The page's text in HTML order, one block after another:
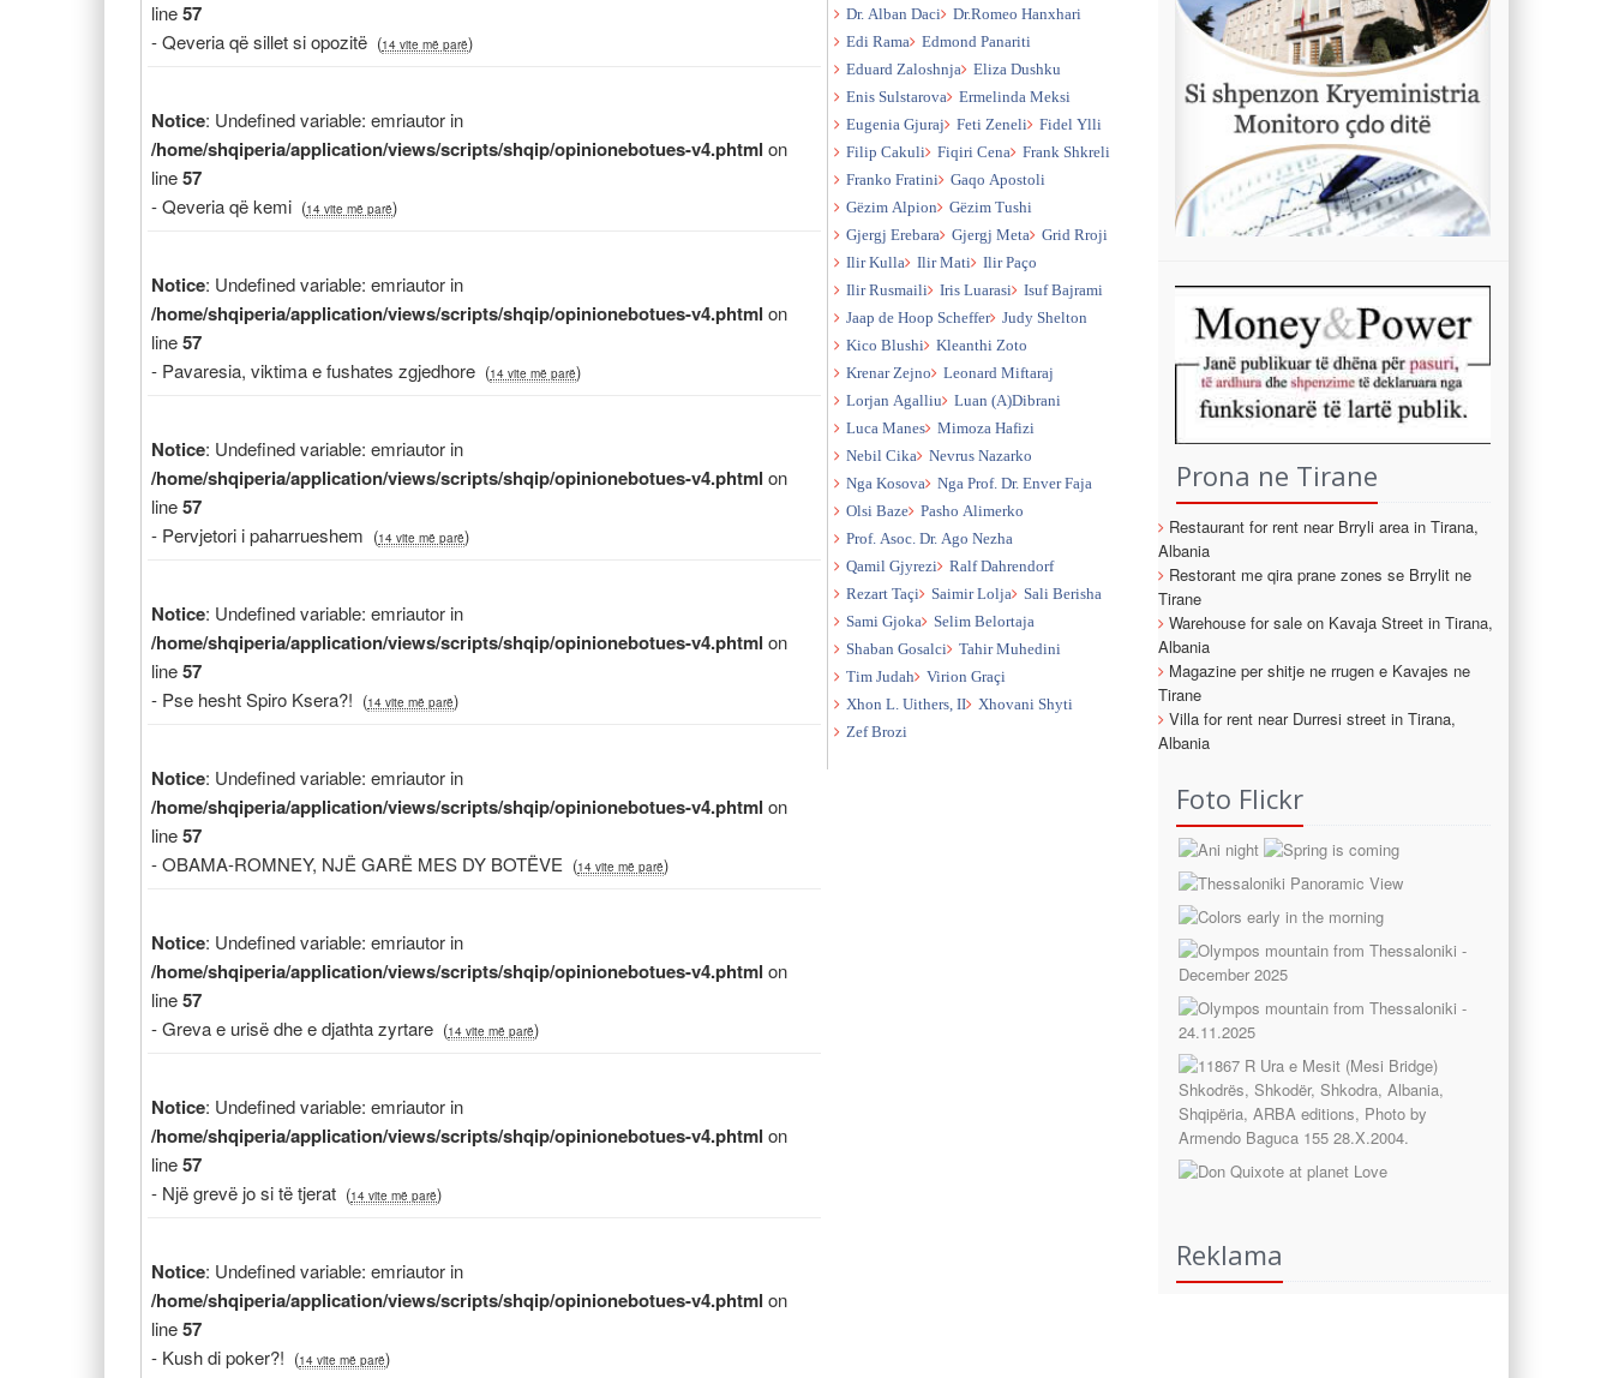
line57
- Qeveria që sillet si opozitë (14 vite më parë)
Notice: Undefined variable: emriautor in
/home/shqiperia/application/views/scripts/shqip/opinionebotues-v4.phtml on
line57
- Qeveria që kemi (14 vite më parë)
Notice: Undefined variable: emriautor in
/home/shqiperia/application/views/scripts/shqip/opinionebotues-v4.phtml on
line57
- Pavaresia, viktima e fushates zgjedhore (14 vite më parë)
Notice: Undefined variable: emriautor in
/home/shqiperia/application/views/scripts/shqip/opinionebotues-v4.phtml on
line57
- Pervjetori i paharrueshem (14 vite më parë)
Notice: Undefined variable: emriautor in
/home/shqiperia/application/views/scripts/shqip/opinionebotues-v4.phtml on
line57
- Pse hesht Spiro Ksera?! (14 vite më parë)
Notice: Undefined variable: emriautor in
/home/shqiperia/application/views/scripts/shqip/opinionebotues-v4.phtml on
line57
- OBAMA-ROMNEY, NJË GARË MES DY BOTËVE (14 vite më parë)
Notice: Undefined variable: emriautor in
/home/shqiperia/application/views/scripts/shqip/opinionebotues-v4.phtml on
line57
- Greva e urisë dhe e djathta zyrtare (14 vite më parë)
Notice: Undefined variable: emriautor in
/home/shqiperia/application/views/scripts/shqip/opinionebotues-v4.phtml on
line57
- Një grevë jo si të tjerat (14 vite më parë)
Notice: Undefined variable: emriautor in
/home/shqiperia/application/views/scripts/shqip/opinionebotues-v4.phtml on
line57
- Kush di poker?! (14 vite më parë)
Dr. Alban Daci
Dr.Romeo Hanxhari
Edi Rama
Edmond Panariti
Eduard Zaloshnja
Eliza Dushku
Enis Sulstarova
Ermelinda Meksi
Eugenia Gjuraj
Feti Zeneli
Fidel Ylli
Filip Cakuli
Fiqiri Cena
Frank Shkreli
Franko Fratini
Gaqo Apostoli
Gëzim Alpion
Gëzim Tushi
Gjergj Erebara
Gjergj Meta
Grid Rroji
Ilir Kulla
Ilir Mati
Ilir Paço
Ilir Rusmaili
Iris Luarasi
Isuf Bajrami
Jaap de Hoop Scheffer
Judy Shelton
Kico Blushi
Kleanthi Zoto
Krenar Zejno
Leonard Miftaraj
Lorjan Agalliu
Luan (A)Dibrani
Luca Manes
Mimoza Hafizi
Nebil Cika
Nevrus Nazarko
Nga Kosova
Nga Prof. Dr. Enver Faja
Olsi Baze
Pasho Alimerko
Prof. Asoc. Dr. Ago Nezha
Qamil Gjyrezi
Ralf Dahrendorf
Rezart Taçi
Saimir Lolja
Sali Berisha
Sami Gjoka
Selim Belortaja
Shaban Gosalci
Tahir Muhedini
Tim Judah
Virion Graçi
Xhon L. Uithers, II
Xhovani Shyti
Zef Brozi
Prona ne Tirane
Restaurant for rent near Brryli area in Tirana,
Albania
Restorant me qira prane zones se Brrylit ne
Tirane
Warehouse for sale on Kavaja Street in Tirana,
Albania
Magazine per shitje ne rrugen e Kavajes ne
Tirane
Villa for rent near Durresi street in Tirana,
Albania
Foto Flickr
Reklama